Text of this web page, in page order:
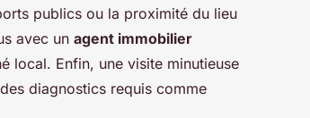
publics ou la proximité du lieu
avec un agent immobilier
local. Enfin, une visite minutieuse
des diagnostics requis comme